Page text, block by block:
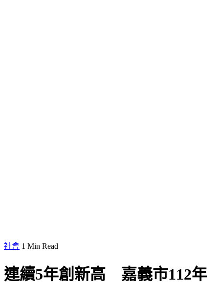
社會 1 Min Read
連續5年創新高 嘉義市112年